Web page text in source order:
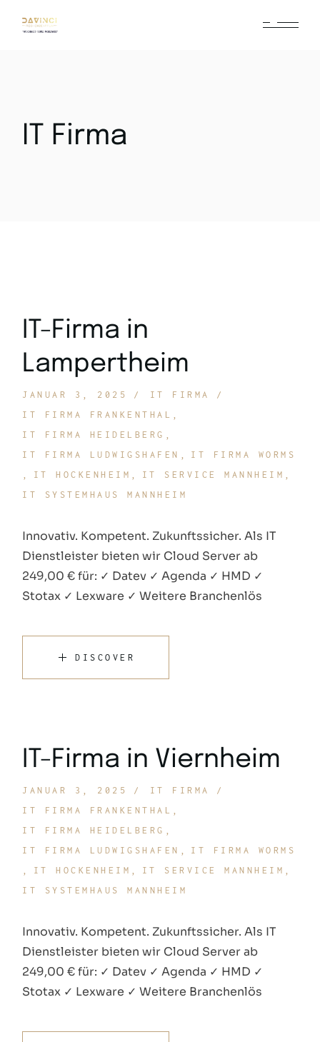
IT Firma
IT-Firma in
Lampertheim
JANUAR 3, 2025
IT FIRMA
IT FIRMA FRANKENTHAL
IT FIRMA HEIDELBERG
IT FIRMA LUDWIGSHAFEN
IT FIRMA WORMS
IT HOCKENHEIM
IT SERVICE MANNHEIM
IT SYSTEMHAUS MANNHEIM
Innovativ. Kompetent. Zukunftssicher. Als IT
Dienstleister bieten wir Cloud Server ab
249,00 € für: ✓ Datev ✓ Agenda ✓ HMD ✓
Stotax ✓ Lexware ✓ Weitere Branchenlös
DISCOVER
IT-Firma in Viernheim
JANUAR 3, 2025
IT FIRMA
IT FIRMA FRANKENTHAL
IT FIRMA HEIDELBERG
IT FIRMA LUDWIGSHAFEN
IT FIRMA WORMS
IT HOCKENHEIM
IT SERVICE MANNHEIM
IT SYSTEMHAUS MANNHEIM
Innovativ. Kompetent. Zukunftssicher. Als IT
Dienstleister bieten wir Cloud Server ab
249,00 € für: ✓ Datev ✓ Agenda ✓ HMD ✓
Stotax ✓ Lexware ✓ Weitere Branchenlös